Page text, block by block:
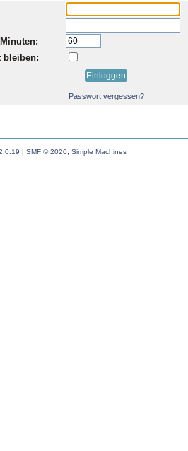
bleiben:
Passwort vergessen?
SMF © 2020, Simple Machines